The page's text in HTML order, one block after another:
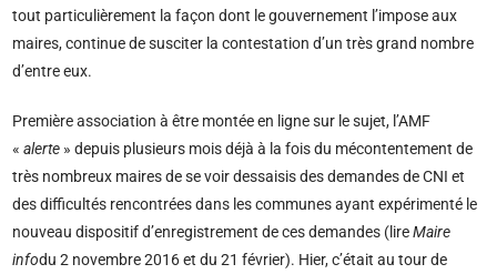
tout particulièrement la façon dont le gouvernement l’impose aux
maires, continue de susciter la contestation d’un très grand nombre
d’entre eux.
Première association à être montée en ligne sur le sujet, l’AMF
«alerte » depuis plusieurs mois déjà à la fois du mécontentement de
très nombreux maires de se voir dessaisis des demandes de CNI et
des difficultés rencontrées dans les communes ayant expérimenté le
nouveau dispositif d’enregistrement de ces demandes (lireMaire
infodu 2 novembre 2016 et du 21 février). Hier, c’était au tour de